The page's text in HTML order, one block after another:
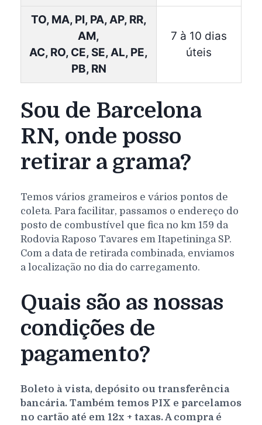
TO, MA, PI, PA, AP, RR,
AM,
AC, RO, CE, SE, AL, PE,
PB, RN
7 à 10 dias
úteis
Sou de Barcelona
RN, onde posso
retirar a grama?
Temos vários grameiros e vários pontos de
coleta. Para facilitar, passamos o endereço do
posto de combustível que fica no km 159 da
Rodovia Raposo Tavares em Itapetininga SP.
Com a data de retirada combinada, enviamos
a localização no dia do carregamento.
Quais são as nossas
condições de
pagamento?
Boleto à vista, depósito ou transferência
bancária. Também temos PIX e parcelamos
no cartão até em 12x + taxas. A compra é